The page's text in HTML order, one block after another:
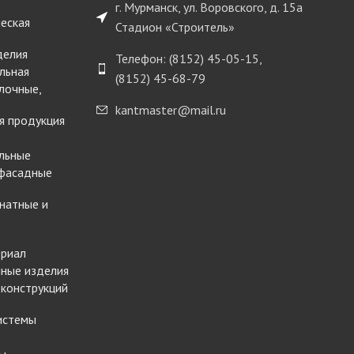
продукция
и
изделия
г. Мурманск, ул. Воровского, д. 15а
Стадион «Строитель»
Телефон: (8152) 45-05-15,
(8152) 45-68-79
kantmaster@mail.ru